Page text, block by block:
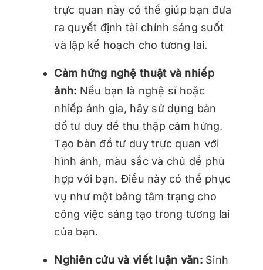
trực quan này có thể giúp bạn đưa
ra quyết định tài chính sáng suốt
và lập kế hoạch cho tương lai.
Cảm hứng nghệ thuật và nhiếp
ảnh: Nếu bạn là nghệ sĩ hoặc
nhiếp ảnh gia, hãy sử dụng bản
đồ tư duy để thu thập cảm hứng.
Tạo bản đồ tư duy trực quan với
hình ảnh, màu sắc và chủ đề phù
hợp với bạn. Điều này có thể phục
vụ như một bảng tâm trạng cho
công việc sáng tạo trong tương lai
của bạn.
Nghiên cứu và viết luận văn:Sinh